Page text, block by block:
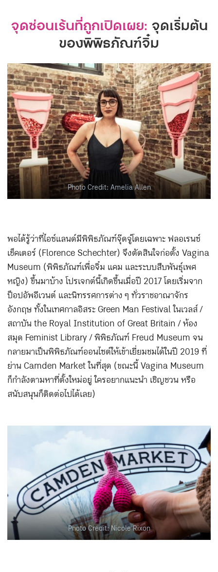
จุดซ่อนเร้นที่ถูกเปิดเผย: จุดเริ่มต้น
ของพิพิธภัณฑ์จิ๋ม
Photo Credit: Amelia Allen
พอได้รู้ว่าที่ไอซ์แลนด์มีพิพิธภัณฑ์จุ๊ดจู๋โดยเฉพาะ ฟลอเรนซ์
เช็คเตอร์ (Florence Schechter) จึงตัดสินใจก่อตั้ง Vagina
Museum (พิพิธภัณฑ์เพื่อจิ๋ม แคม และระบบสืบพันธุ์เพศ
หญิง) ขึ้นมาบ้าง โปรเจกต์นี้เกิดขึ้นเมื่อปี 2017 โดยเริ่มจาก
ป็อปอัพอีเวนต์ และนิทรรศการต่าง ๆ ทั่วราชอาณาจักร
อังกฤษ ทั้งในเทศกาลอิสระ Green Man Festival ในเวลส์ /
สถาบัน the Royal Institution of Great Britain / ห้อง
สมุด Feminist Library / พิพิธภัณฑ์ Freud Museum จน
กลายมาเป็นพิพิธภัณฑ์ออนไซต์ให้เข้าเยี่ยมชมได้ในปี 2019 ที่
ย่าน Camden Market ในที่สุด (ขณะนี้ Vagina Museum
ก็กำลังตามหาที่ตั้งใหม่อยู่ ใครอยากแนะนำ เชิญชวน หรือ
สนับสนุนก็ติดต่อไปได้เลย)
Photo Credit: Nicole Rixon